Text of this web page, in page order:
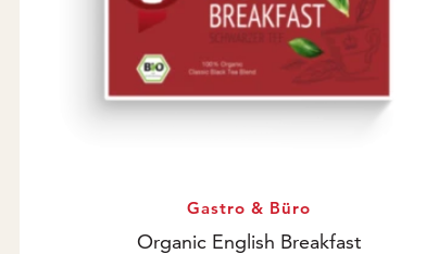
Gastro & Büro
Organic English Breakfast